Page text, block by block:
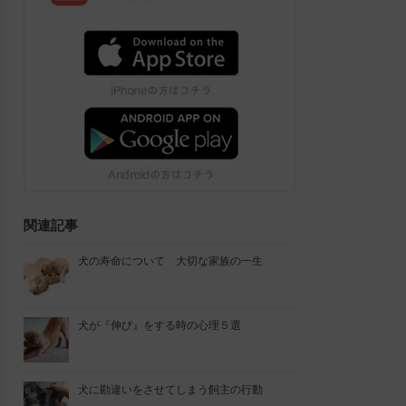
関連記事
犬の寿命について 大切な家族の一生
犬が『伸び』をする時の心理５選
犬に勘違いをさせてしまう飼主の行動